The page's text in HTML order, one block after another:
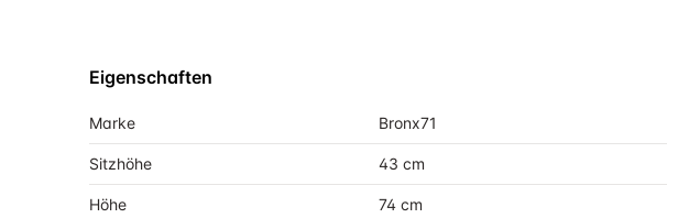
Eigenschaften
Marke Bronx71
Sitzhöhe 43 cm
Höhe 74 cm